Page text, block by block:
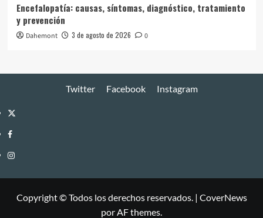
Encefalopatía: causas, síntomas, diagnóstico, tratamiento
y prevención
Dahemont 3 de agosto de 2026 0
Twitter Facebook Instagram
Twitter
Facebook
Instagram
Copyright © Todos los derechos reservados. | CoverNews
por AF themes.